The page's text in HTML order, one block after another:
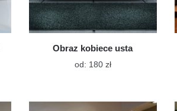
Obraz kobiece usta
od: 180 złTen
wiele